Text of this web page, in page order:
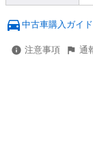
中古車購入ガイド
注意事項 通